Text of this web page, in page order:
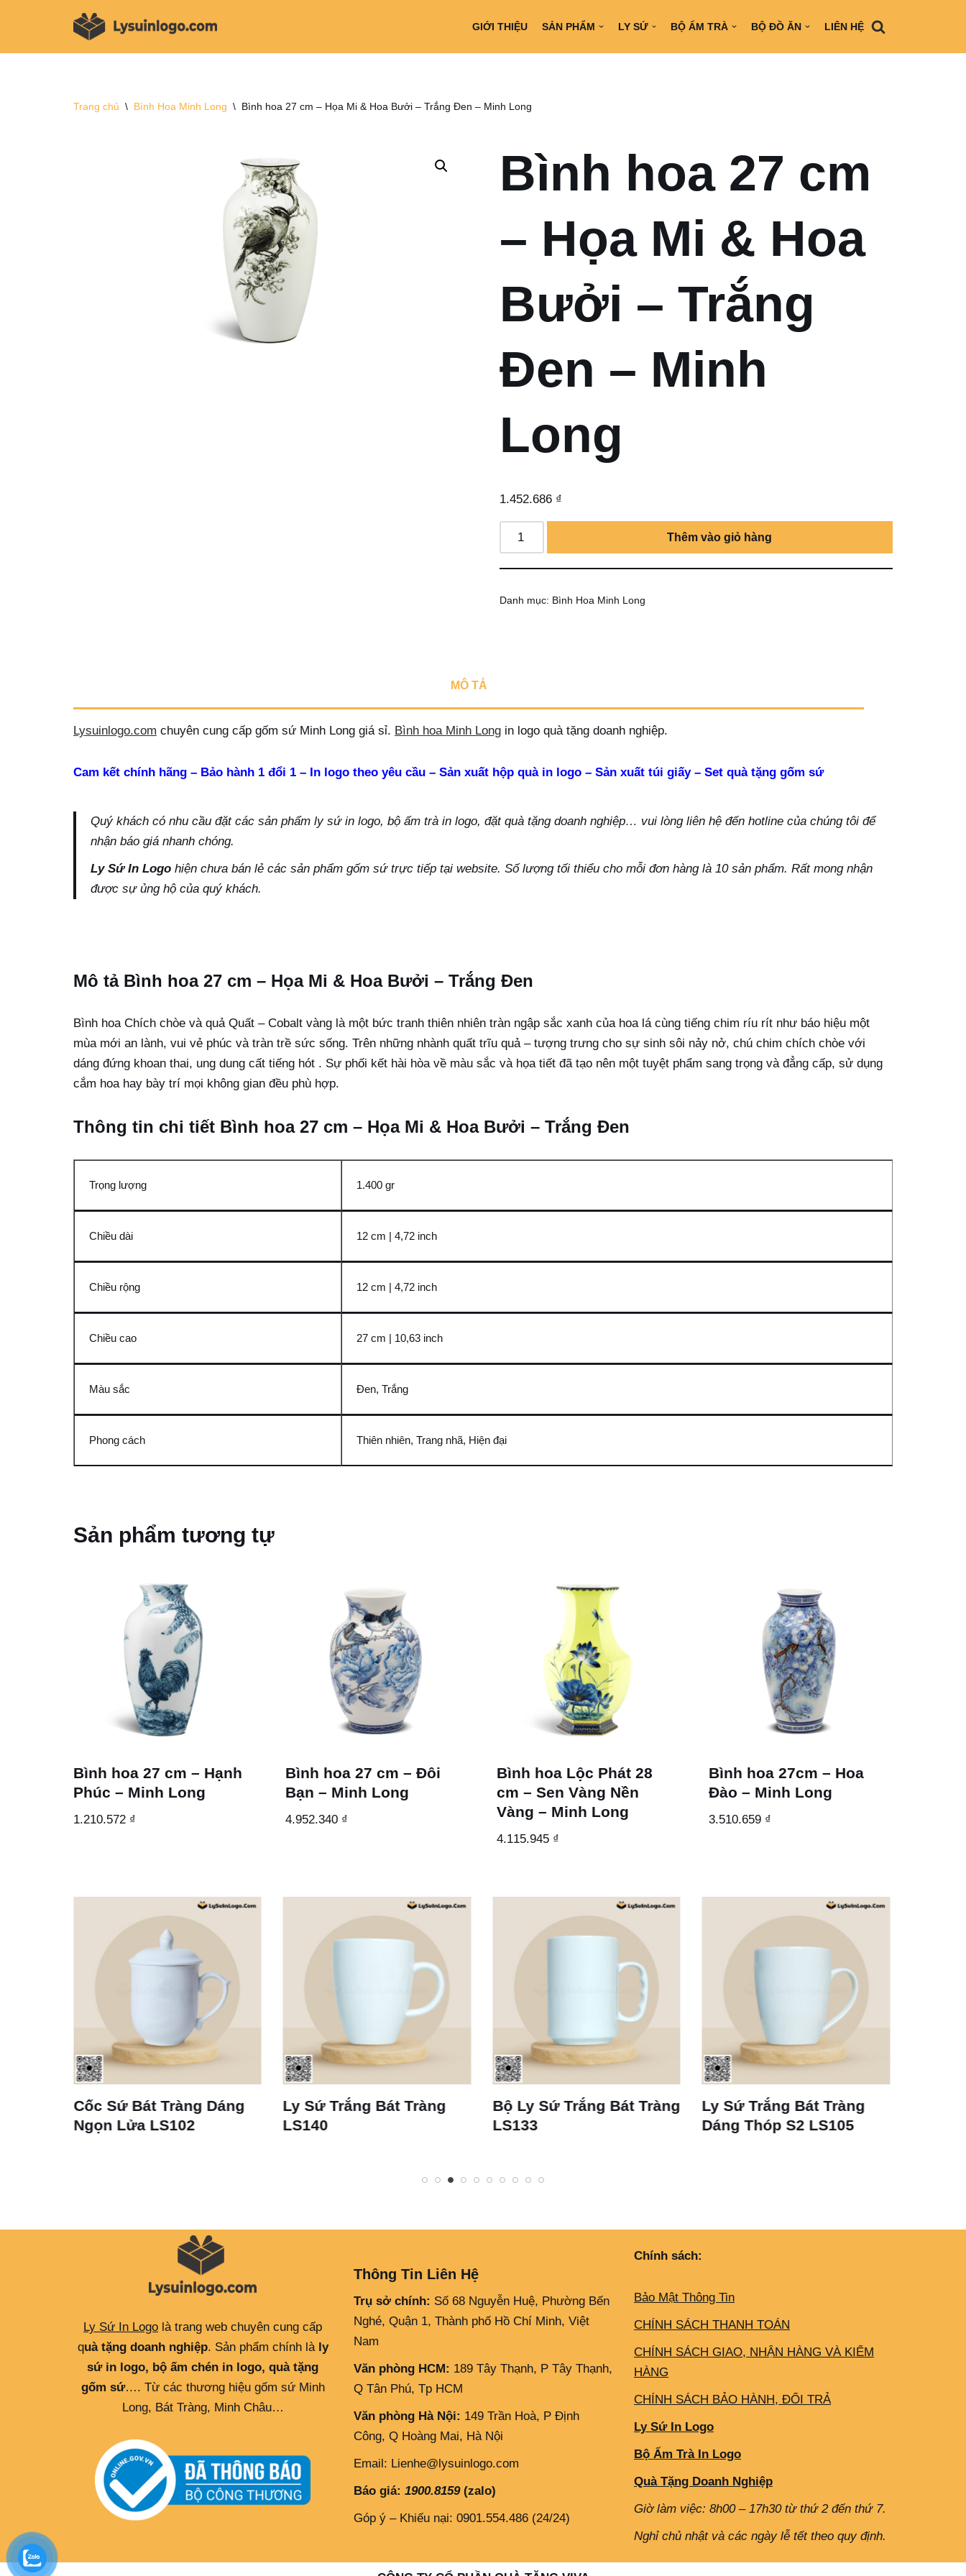
GIỚI THIỆU SẢN PHẨM LY SỨ BỘ ẤM TRÀ BỘ ĐỒ ĂN LIÊN HỆ
Trang chủ \ Bình Hoa Minh Long \ Bình hoa 27 cm – Họa Mi & Hoa Bưởi – Trắng Đen – Minh Long
Bình hoa 27 cm
– Họa Mi & Hoa
Bưởi – Trắng
Đen – Minh
Long
1.452.686 ₫
Thêm vào giỏ hàng
Danh mục: Bình Hoa Minh Long
MÔ TẢ
Lysuinlogo.com chuyên cung cấp gốm sứ Minh Long giá sỉ. Bình hoa Minh Long in logo quà tặng doanh nghiệp.
Cam kết chính hãng – Bảo hành 1 đổi 1 – In logo theo yêu cầu – Sản xuất hộp quà in logo – Sản xuất túi giấy – Set quà tặng gốm sứ
Quý khách có nhu cầu đặt các sản phẩm ly sứ in logo, bộ ấm trà in logo, đặt quà tặng doanh nghiệp… vui lòng liên hệ đến hotline của chúng tôi để
nhận báo giá nhanh chóng.
Ly Sứ In Logo hiện chưa bán lẻ các sản phẩm gốm sứ trực tiếp tại website. Số lượng tối thiểu cho mỗi đơn hàng là 10 sản phẩm. Rất mong nhận
được sự ủng hộ của quý khách.
Mô tả Bình hoa 27 cm – Họa Mi & Hoa Bưởi – Trắng Đen
Bình hoa Chích chòe và quả Quất – Cobalt vàng là một bức tranh thiên nhiên tràn ngập sắc xanh của hoa lá cùng tiếng chim ríu rít như báo hiệu một
mùa mới an lành, vui vẻ phúc và tràn trề sức sống. Trên những nhành quất trĩu quả – tượng trưng cho sự sinh sôi nảy nở, chú chim chích chòe với
dáng đứng khoan thai, ung dung cất tiếng hót . Sự phối kết hài hòa về màu sắc và họa tiết đã tạo nên một tuyệt phẩm sang trọng và đẳng cấp, sử dụng
cắm hoa hay bày trí mọi không gian đều phù hợp.
Thông tin chi tiết Bình hoa 27 cm – Họa Mi & Hoa Bưởi – Trắng Đen
Trọng lượng 1.400 gr
Chiều dài 12 cm | 4,72 inch
Chiều rộng 12 cm | 4,72 inch
Chiều cao 27 cm | 10,63 inch
Màu sắc Đen, Trắng
Phong cách Thiên nhiên, Trang nhã, Hiện đại
Sản phẩm tương tự
Bình hoa 27 cm – Hạnh
Phúc – Minh Long
1.210.572 ₫
Bình hoa 27 cm – Đôi
Bạn – Minh Long
4.952.340 ₫
Bình hoa Lộc Phát 28
cm – Sen Vàng Nền
Vàng – Minh Long
4.115.945 ₫
Bình hoa 27cm – Hoa
Đào – Minh Long
3.510.659 ₫
Cốc Sứ Bát Tràng Dáng
Ngọn Lửa LS102
Ly Sứ Trắng Bát Tràng
LS140
Bộ Ly Sứ Trắng Bát Tràng
LS133
Ly Sứ Trắng Bát Tràng
Dáng Thóp S2 LS105
Ly Sứ In Logo là trang web chuyên cung cấp
quà tặng doanh nghiệp. Sản phẩm chính là ly
sứ in logo, bộ ấm chén in logo, quà tặng
gốm sứ…. Từ các thương hiệu gốm sứ Minh
Long, Bát Tràng, Minh Châu…
Thông Tin Liên Hệ
Trụ sở chính: Số 68 Nguyễn Huệ, Phường Bến
Nghé, Quận 1, Thành phố Hồ Chí Minh, Việt
Nam
Văn phòng HCM: 189 Tây Thạnh, P Tây Thạnh,
Q Tân Phú, Tp HCM
Văn phòng Hà Nội: 149 Trần Hoà, P Định
Công, Q Hoàng Mai, Hà Nội
Email: Lienhe@lysuinlogo.com
Báo giá: 1900.8159(zalo)
Góp ý – Khiếu nại: 0901.554.486 (24/24)
Chính sách:
Bảo Mật Thông Tin
CHÍNH SÁCH THANH TOÁN
CHÍNH SÁCH GIAO, NHẬN HÀNG VÀ KIỂM
HÀNG
CHÍNH SÁCH BẢO HÀNH, ĐỔI TRẢ
Ly Sứ In Logo
Bộ Ấm Trà In Logo
Quà Tặng Doanh Nghiệp
Giờ làm việc: 8h00 – 17h30 từ thứ 2 đến thứ 7.
Nghỉ chủ nhật và các ngày lễ tết theo quy định.